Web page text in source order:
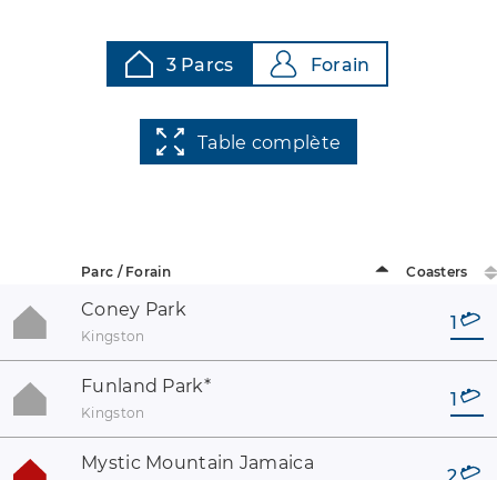
3 Parcs Forain
Table complète
Parc / Forain Coasters
Coney Park
Kingston
1
Funland Park*
Kingston
1
Mystic Mountain Jamaica